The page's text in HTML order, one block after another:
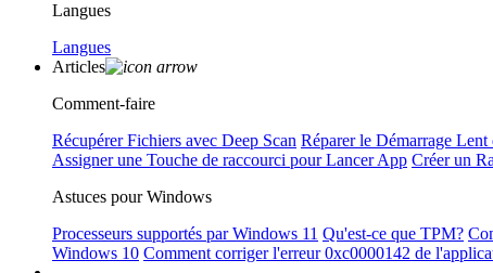
Langues
Langues
Articles
Comment-faire
Récupérer Fichiers avec Deep Scan Réparer le Démarrage
Assigner une Touche de raccourci pour Lancer App Créer un
Astuces pour Windows
Processeurs supportés par Windows 11 Qu'est-ce que TPM?
Windows 10 Comment corriger l'erreur 0xc0000142 de